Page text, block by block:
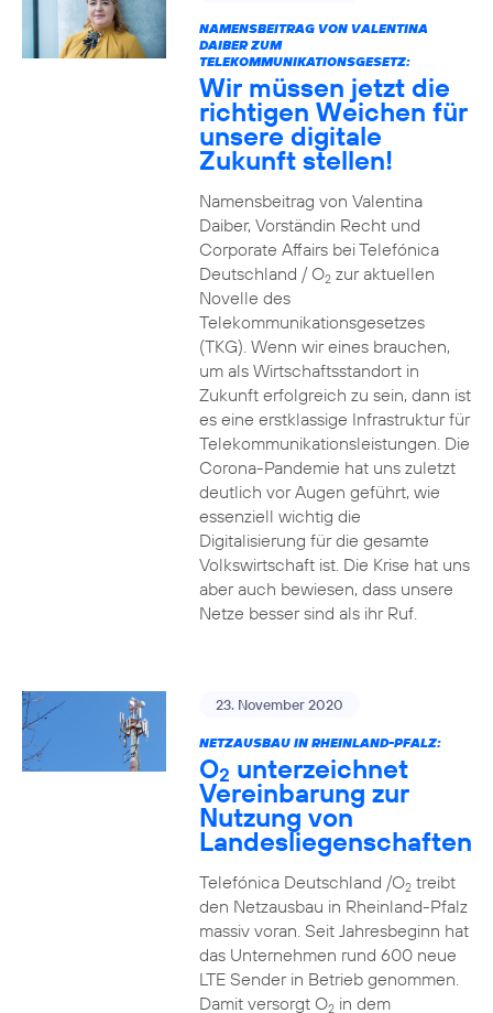
NAMENSBEITRAG VON VALENTINA
DAIBER ZUM
TELEKOMMUNIKATIONSGESETZ:
Wir müssen jetzt die
richtigen Weichen für
unsere digitale
Zukunft stellen!
Namensbeitrag von Valentina
Daiber, Vorständin Recht und
Corporate Affairs bei Telefónica
Deutschland / O2zur aktuellen
Novelle des
Telekommunikationsgesetzes
(TKG). Wenn wir eines brauchen,
um als Wirtschaftsstandort in
Zukunft erfolgreich zu sein, dann ist
es eine erstklassige Infrastruktur für
Telekommunikationsleistungen. Die
Corona-Pandemie hat uns zuletzt
deutlich vor Augen geführt, wie
essenziell wichtig die
Digitalisierung für die gesamte
Volkswirtschaft ist. Die Krise hat uns
aber auch bewiesen, dass unsere
Netze besser sind als ihr Ruf.
23. November 2020
NETZAUSBAU IN RHEINLAND-PFALZ:
O2 unterzeichnet
Vereinbarung zur
Nutzung von
Landesliegenschaften
Telefónica Deutschland /O2treibt
den Netzausbau in Rheinland-Pfalz
massiv voran. Seit Jahresbeginn hat
das Unternehmen rund 600 neue
LTE Sender in Betrieb genommen.
Damit versorgt O2in dem